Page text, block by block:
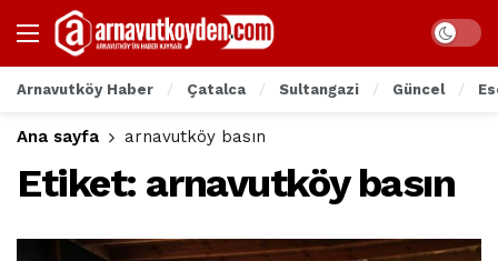
Arnavutköy Haber Çatalca Sultangazi Güncel
Ana sayfa arnavutköy basın
Etiket: arnavutköy basın